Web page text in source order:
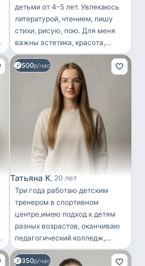
детьми от 4-5 лет. Увлекаюсь
литературой, чтением, пишу
стихи, рисую, пою. Для меня
важны эстетика, красота,
гармония. Могу привить
хороший вкус и хорошие
манеры вашему ребенку. У
меня 2 образования. Психолог-
консультант и коуч. Умею
слушать и слышать, а так же
задавать вопросы вместо того
чтобы навязывать свое мнение,
давить или делать выводы за
ребенка. Уважаю личное
мнение, понимаю и чувствую
500р/час
Татьяна К 20 лет
Три года работаю детским
тренером в спортивном
центре,имею подход к детям
разных возрастов, оканчиваю
педагогический колледж,
учитель начальных
классов,быстро нахожу общий
350р/час